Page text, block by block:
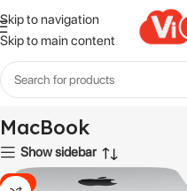
Skip to navigation
Skip to main content
Inicio MacBook
MacBook
Show sidebar
-12%